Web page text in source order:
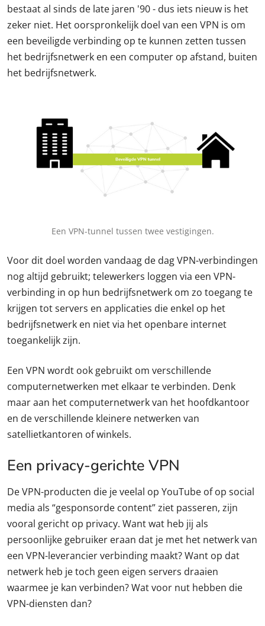
bestaat al sinds de late jaren '90 - dus iets nieuw is het
zeker niet. Het oorspronkelijk doel van een VPN is om
een beveiligde verbinding op te kunnen zetten tussen
het bedrijfsnetwerk en een computer op afstand, buiten
het bedrijfsnetwerk.
Een VPN-tunnel tussen twee vestigingen.
Voor dit doel worden vandaag de dag VPN-verbindingen
nog altijd gebruikt; telewerkers loggen via een VPN-
verbinding in op hun bedrijfsnetwerk om zo toegang te
krijgen tot servers en applicaties die enkel op het
bedrijfsnetwerk en niet via het openbare internet
toegankelijk zijn.
Een VPN wordt ook gebruikt om verschillende
computernetwerken met elkaar te verbinden. Denk
maar aan het computernetwerk van het hoofdkantoor
en de verschillende kleinere netwerken van
satellietkantoren of winkels.
Een privacy-gerichte VPN
De VPN-producten die je veelal op YouTube of op social
media als “gesponsorde content” ziet passeren, zijn
vooral gericht op privacy. Want wat heb jij als
persoonlijke gebruiker eraan dat je met het netwerk van
een VPN-leverancier verbinding maakt? Want op dat
netwerk heb je toch geen eigen servers draaien
waarmee je kan verbinden? Wat voor nut hebben die
VPN-diensten dan?